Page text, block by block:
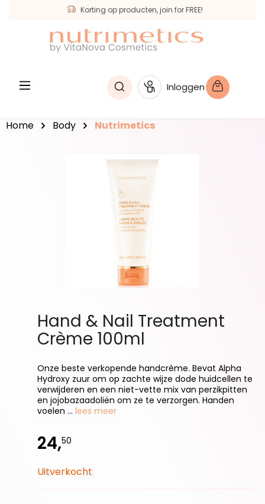
Korting op producten, join for FREE!
Inloggen
Home Body Nutrimetics
Hand & Nail Treatment
Crème 100ml
Onze beste verkopende handcrème. Bevat Alpha
Hydroxy zuur om op zachte wijze dode huidcellen te
verwijderen en een niet-vette mix van perzikpitten
en jojobazaadoliën om ze te verzorgen. Handen
voelen ... lees meer
24,50
Uitverkocht